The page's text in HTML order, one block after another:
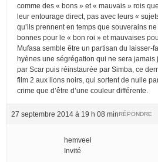
comme des « bons » et « mauvais » rois
leur entourage direct, pas avec leurs «
qu’ils prennent en temps que souverains
bonnes pour le « bon roi » et mauvaises
Mufasa semble être un partisan du laisser-
hyènes une ségrégation qui ne sera jamais
par Scar puis réinstaurée par Simba, ce
film 2 aux lions noirs, qui sortent de nulle
crime que d’être d’une couleur différente.
27 septembre 2014 à 19 h 08 minRÉPONDRE
hemveel
Invité